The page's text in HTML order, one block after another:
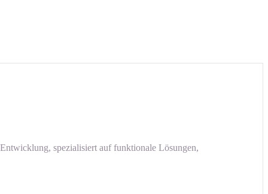
spezialisiert auf funktionale Lösungen,